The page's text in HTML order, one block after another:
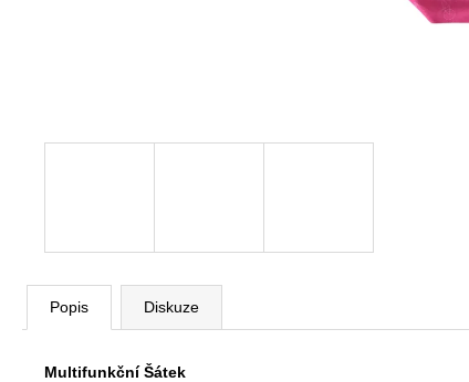
Popis Diskuze
Multifunkční Šátek